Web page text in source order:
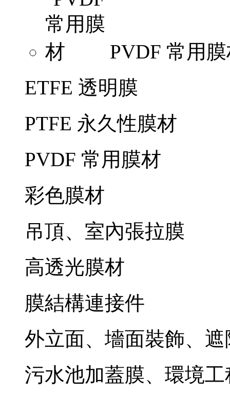
PVDF 常用
ETFE 透明膜
PTFE 永久性膜材
PVDF 常用膜材
彩色膜材
吊頂、室內張拉膜
高透光膜材
膜結構連接件
外立面、墻面裝飾、
污水池加蓋膜、環境